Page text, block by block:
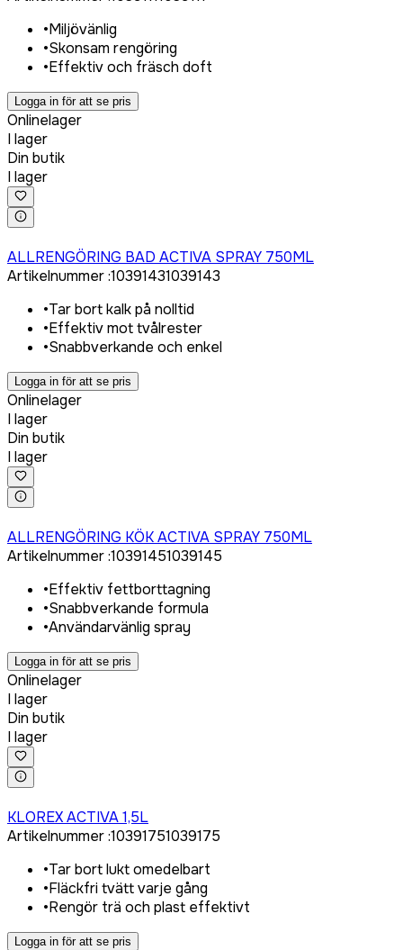
•Miljövänlig
•Skonsam rengöring
•Effektiv och fräsch doft
Logga in för att se pris
Onlinelager
I lager
Din butik
I lager
ALLRENGÖRING BAD ACTIVA SPRAY 750ML
Artikelnummer:10391431039143
•Tar bort kalk på nolltid
•Effektiv mot tvålrester
•Snabbverkande och enkel
Logga in för att se pris
Onlinelager
I lager
Din butik
I lager
ALLRENGÖRING KÖK ACTIVA SPRAY 750ML
Artikelnummer:10391451039145
•Effektiv fettborttagning
•Snabbverkande formula
•Användarvänlig spray
Logga in för att se pris
Onlinelager
I lager
Din butik
I lager
KLOREX ACTIVA 1,5L
Artikelnummer:10391751039175
•Tar bort lukt omedelbart
•Fläckfri tvätt varje gång
•Rengör trä och plast effektivt
Logga in för att se pris